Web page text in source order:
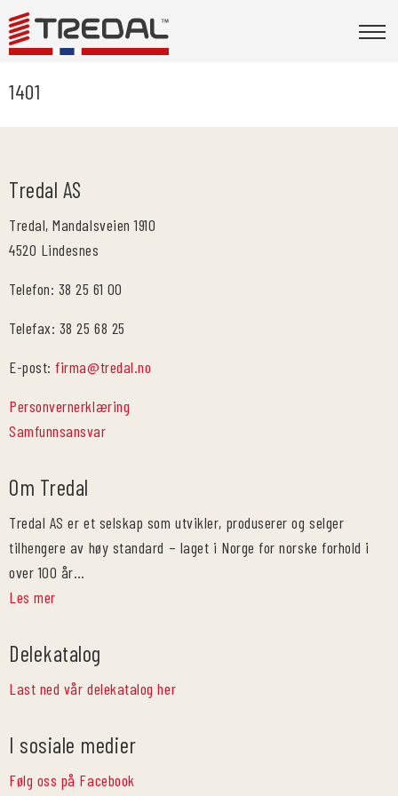
1401
Tredal AS
Tredal, Mandalsveien 1910
4520 Lindesnes
Telefon: 38 25 61 00
Telefax: 38 25 68 25
E-post:firma@tredal.no
Personvernerklæring
Samfunnsansvar
Om Tredal
Tredal AS er et selskap som utvikler, produserer og selger
tilhengere av høy standard – laget i Norge for norske forhold i
over 100 år…
Les mer
Delekatalog
Last ned vår delekatalog her
I sosiale medier
Følg oss på Facebook